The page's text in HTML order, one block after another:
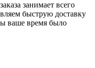
занимает всего
быструю доставку
ваше время было